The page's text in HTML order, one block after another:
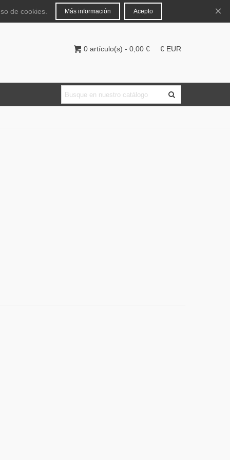
Español Iniciar sesión
0 artículo(s) - 0,00 € € EUR
de cookies. Más información Acepto ×